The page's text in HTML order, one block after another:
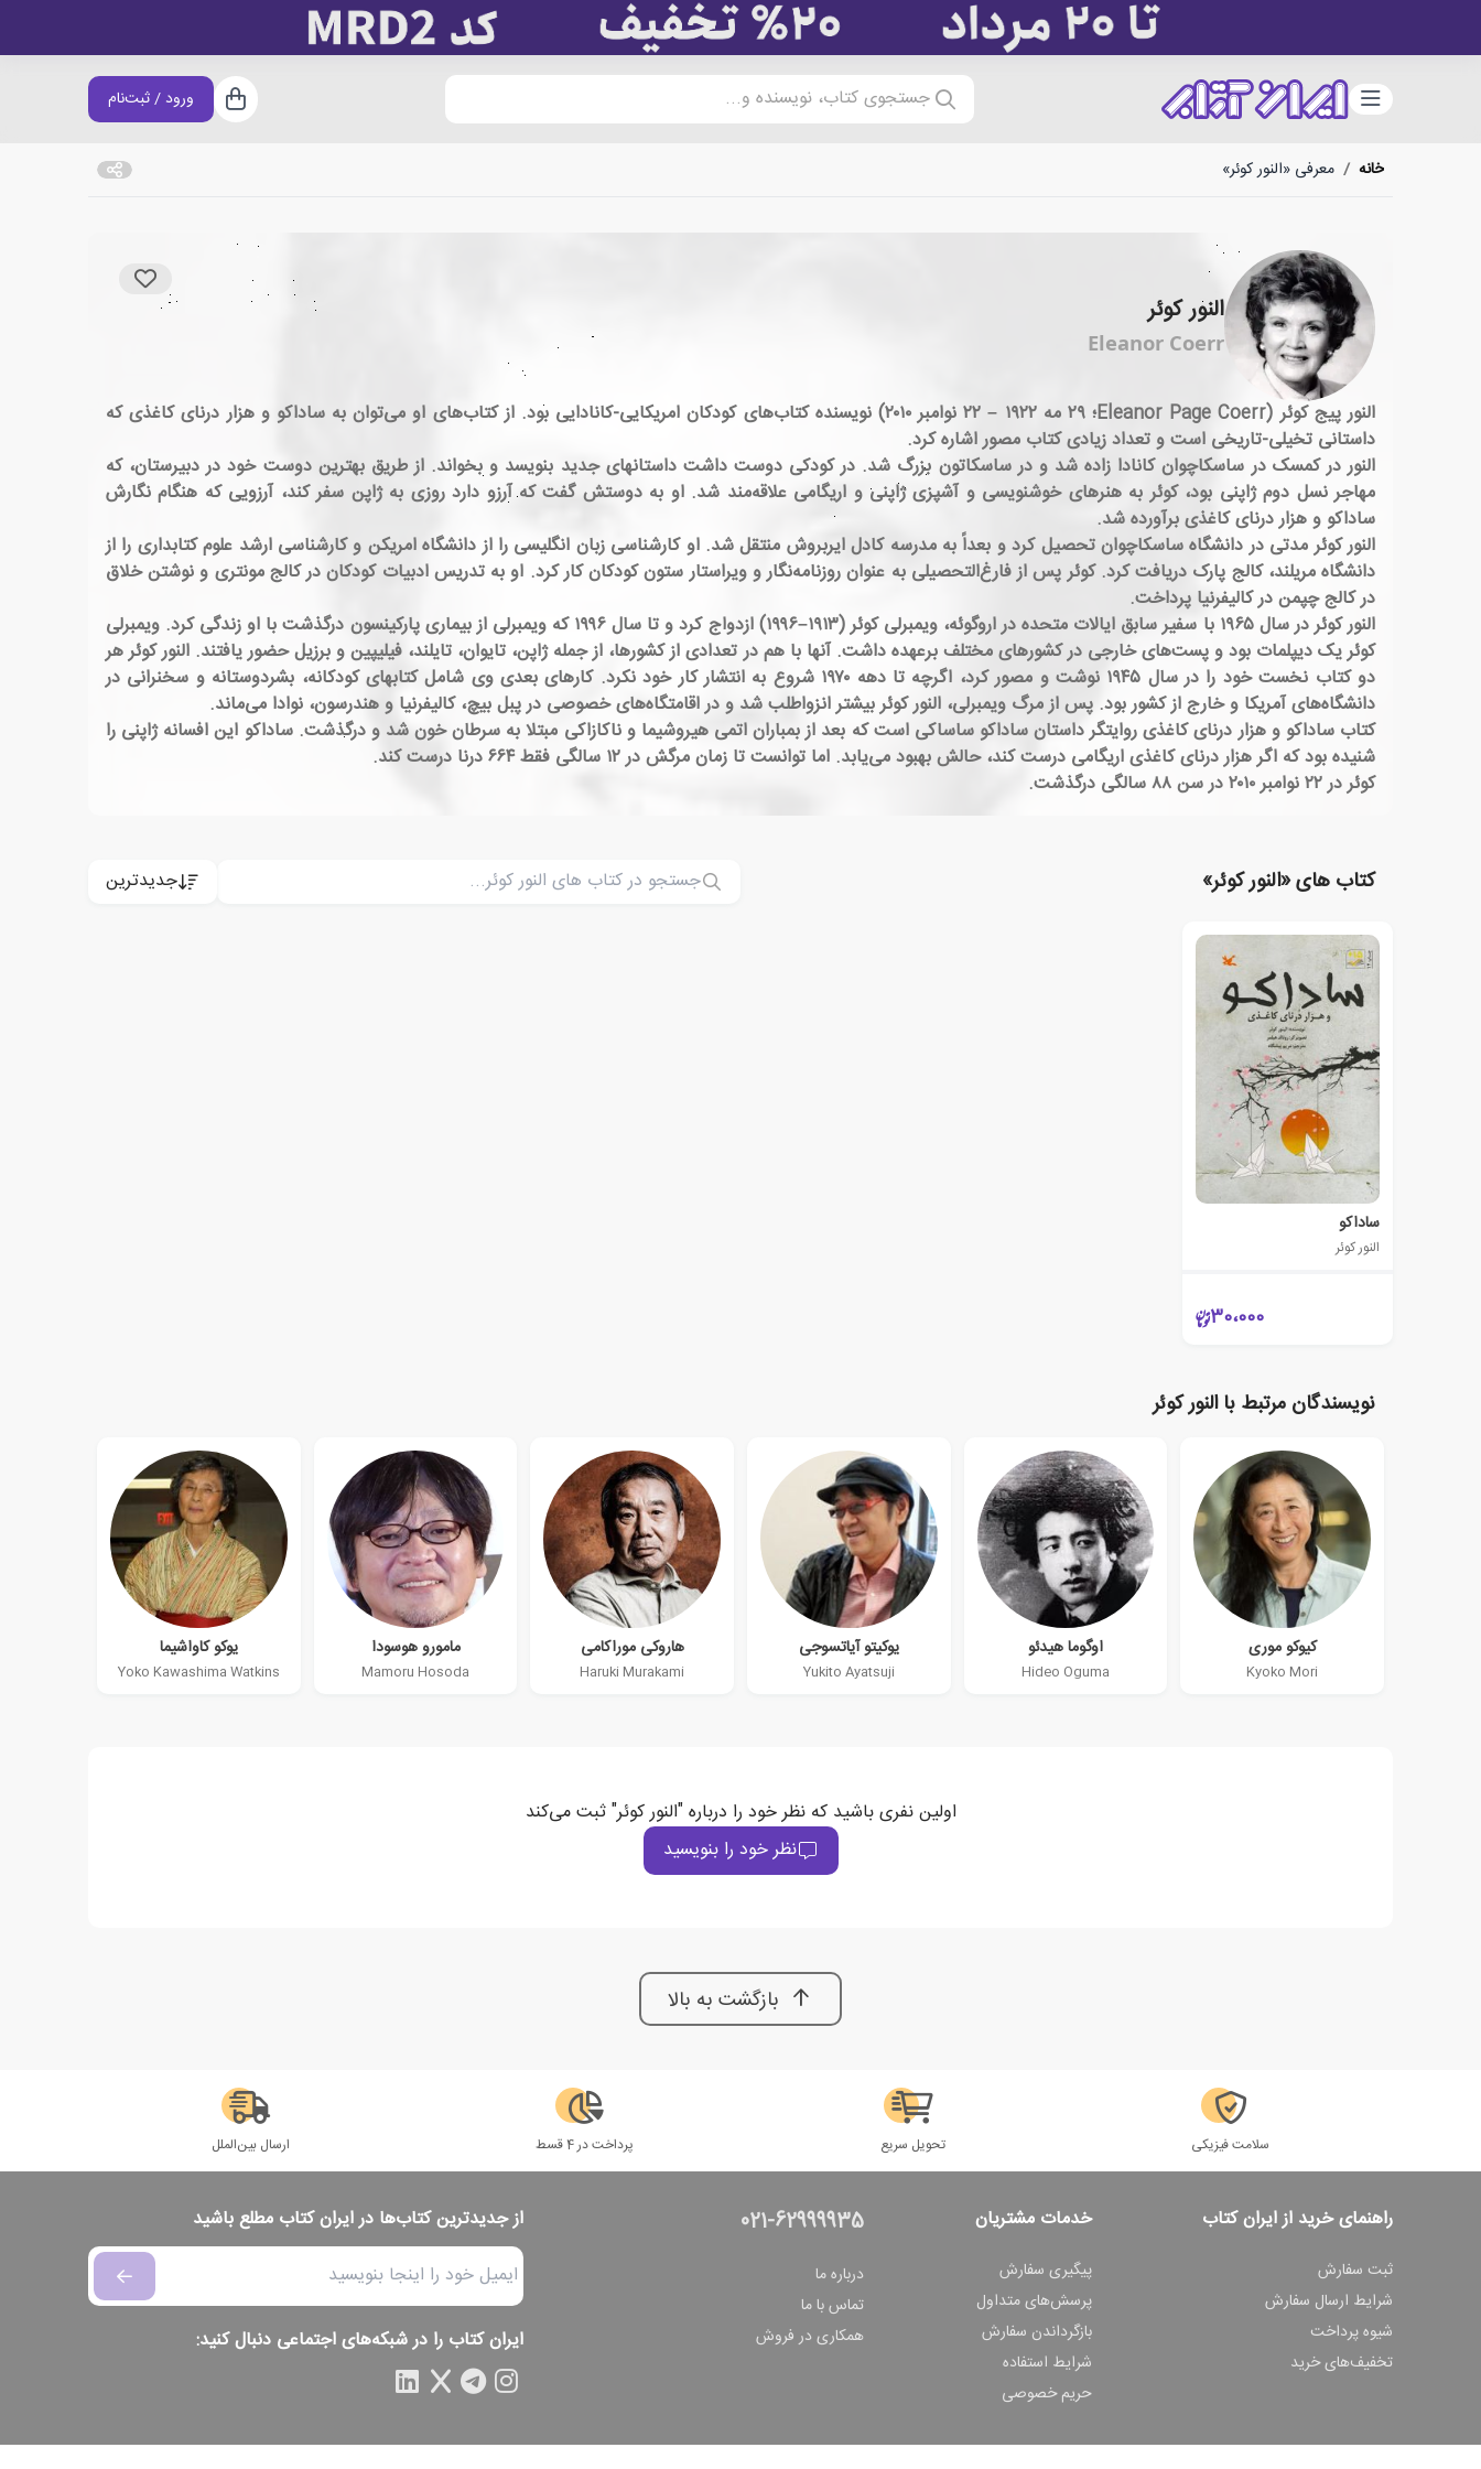
دسته‌بندی جستجوی کتاب، نویسنده و... سبد خرید
ورود / ثبت‌نام
خانه / معرفی «النور کوئر»
النور کوئر
Eleanor Coerr
النور پیج کوئر (Eleanor Page Coerr؛ ۲۹ مه ۱۹۲۲ – ۲۲ نوامبر ۲۰۱۰) نویسنده کتاب‌های کودکان امریکایی-کانادایی بود. از کتاب‌های او می‌توان به ساداکو و هزار درنای کاغذی که
داستانی تخیلی-تاریخی است و تعداد زیادی کتاب مصور اشاره کرد.
النور در کمسک در ساسکاچوان کانادا زاده شد و در ساسکاتون بزرگ شد. در کودکی دوست داشت داستانهای جدید بنویسد و بخواند. از طریق بهترین دوست خود در دبیرستان، که
مهاجر نسل دوم ژاپنی بود، کوئر به هنرهای خوشنویسی و آشپزی ژاپنی و اریگامی علاقه‌مند شد. او به دوستش گفت که آرزو دارد روزی به ژاپن سفر کند، آرزویی که هنگام نگارش
ساداکو و هزار درنای کاغذی برآورده شد.
النور کوئر مدتی در دانشگاه ساسکاچوان تحصیل کرد و بعداً به مدرسه کادل ایربروش منتقل شد. او کارشناسی زبان انگلیسی را از دانشگاه امریکن و کارشناسی ارشد علوم کتابداری را از
دانشگاه مریلند، کالج پارک دریافت کرد. کوئر پس از فارغ‌التحصیلی به عنوان روزنامه‌نگار و ویراستار ستون کودکان کار کرد. او به تدریس ادبیات کودکان در کالج مونتری و نوشتن خلاق
در کالج چپمن در کالیفرنیا پرداخت.
النور کوئر در سال ۱۹۶۵ با سفیر سابق ایالات متحده در اروگوئه، ویمبرلی کوئر (۱۹۱۳–۱۹۹۶) ازدواج کرد و تا سال ۱۹۹۶ که ویمبرلی از بیماری پارکینسون درگذشت با او زندگی کرد. ویمبرلی
کوئر یک دیپلمات بود و پست‌های خارجی در کشورهای مختلف برعهده داشت. آنها با هم در تعدادی از کشورها، از جمله ژاپن، تایوان، تایلند، فیلیپین و برزیل حضور یافتند. النور کوئر هر
دو کتاب نخست خود را در سال ۱۹۴۵ نوشت و مصور کرد، اگرچه تا دهه ۱۹۷۰ شروع به انتشار کار خود نکرد. کارهای بعدی وی شامل کتابهای کودکانه، بشردوستانه و سخنرانی در
دانشگاه‌های آمریکا و خارج از کشور بود. پس از مرگ ویمبرلی، النور کوئر بیشتر انزواطلب شد و در اقامتگاه‌های خصوصی در پبل بیچ، کالیفرنیا و هندرسون، نوادا می‌ماند.
کتاب ساداکو و هزار درنای کاغذی روایتگر داستان ساداکو ساساکی است که بعد از بمباران اتمی هیروشیما و ناکازاکی مبتلا به سرطان خون شد و درگذشت. ساداکو این افسانه ژاپنی را
شنیده بود که اگر هزار درنای کاغذی اریگامی درست کند، حالش بهبود می‌یابد. اما توانست تا زمان مرگش در ۱۲ سالگی فقط ۶۶۴ درنا درست کند.
کوئر در ۲۲ نوامبر ۲۰۱۰ در سن ۸۸ سالگی درگذشت.
کتاب های «النور کوئر» جدیدترین
ساداکو
النور کوئر
30،000
نویسندگان مرتبط با النور کوئر
کیوکو موری
Kyoko Mori
اوگوما هیدئو
Hideo Oguma
یوکیتو آیاتسوجی
Yukito Ayatsuji
هاروکی موراکامی
Haruki Murakami
مامورو هوسودا
Mamoru Hosoda
یوکو کاواشیما
Yoko Kawashima Watkins
اولین نفری باشید که نظر خود را درباره "النور کوئر" ثبت می‌کند
نظر خود را بنویسید
بازگشت به بالا
سلامت فیزیکی تحویل سریع پرداخت در 4 قسط ارسال بین‌الملل
راهنمای خرید از ایران کتاب
ثبت سفارش
شرایط ارسال سفارش
شیوه پرداخت
تخفیف‌های خرید
خدمات مشتریان
پیگیری سفارش
پرسش‌های متداول
بازگرداندن سفارش
شرایط استفاده
حریم خصوصی
021-62999935
درباره ما
تماس با ما
همکاری در فروش
از جدیدترین کتاب‌ها در ایران کتاب مطلع باشید
ایران کتاب را در شبکه‌های اجتماعی دنبال کنید: